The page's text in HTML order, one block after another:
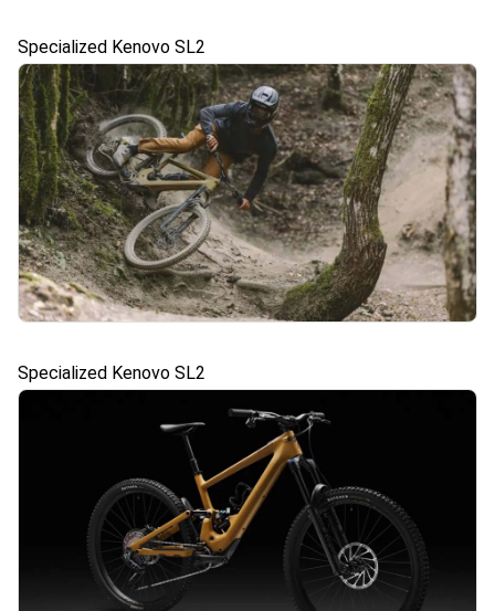
Specialized Kenovo SL2
Specialized Kenovo SL2